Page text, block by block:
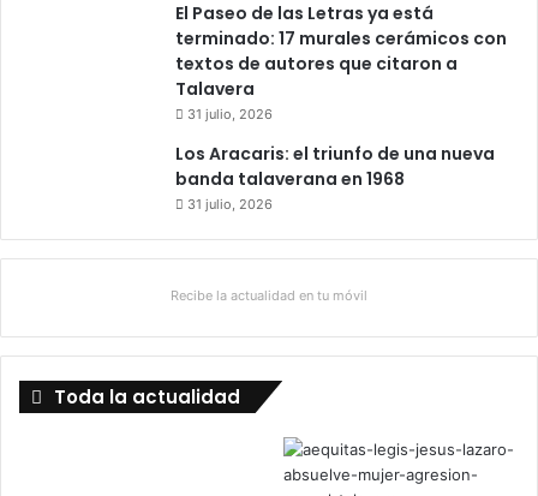
El Paseo de las Letras ya está
terminado: 17 murales cerámicos con
textos de autores que citaron a
Talavera
31 julio, 2026
Los Aracaris: el triunfo de una nueva
banda talaverana en 1968
31 julio, 2026
Recibe la actualidad en tu móvil
Toda la actualidad